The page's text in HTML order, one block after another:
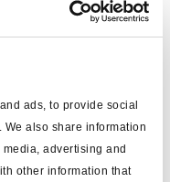
ads, to provide social
also share information
advertising and
other information that